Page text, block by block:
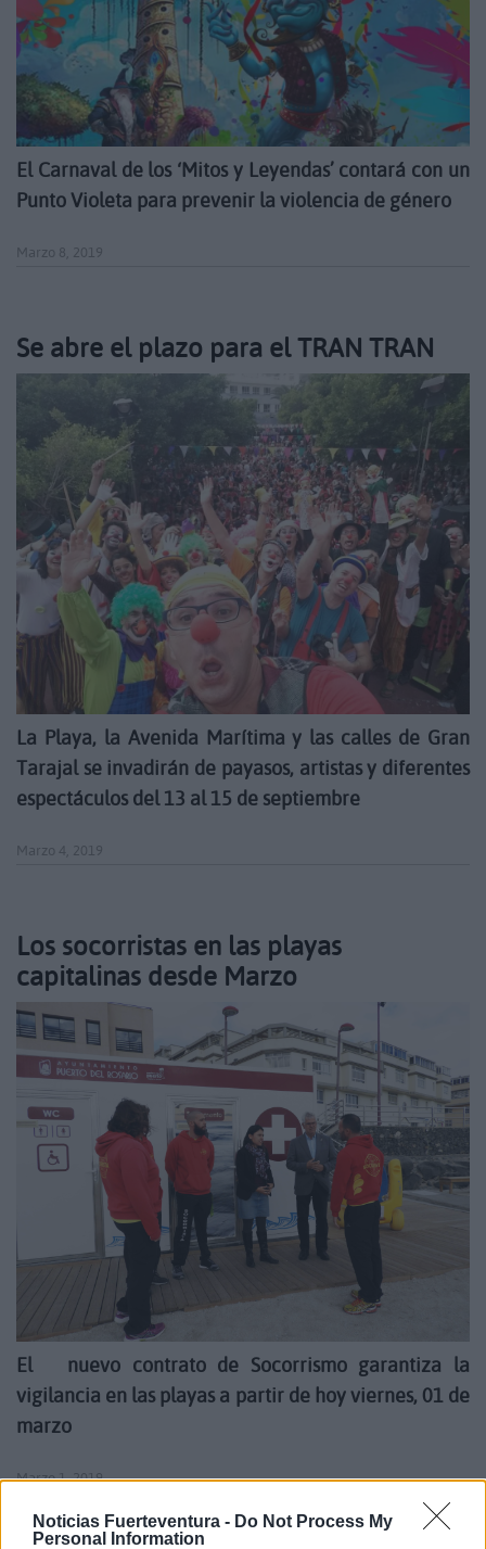
Noticias Fuerteventura - Do Not Process My
Personal Information
El Carnaval de los ‘Mitos y Leyendas’ contará con un
Punto Violeta para prevenir la violencia de género
Marzo 8, 2019
Se abre el plazo para el TRAN TRAN
La Playa, la Avenida Marítima y las calles de Gran
Tarajal se invadirán de payasos, artistas y diferentes
espectáculos del 13 al 15 de septiembre
Marzo 4, 2019
Los socorristas en las playas
capitalinas desde Marzo
El nuevo contrato de Socorrismo garantiza la
vigilancia en las playas a partir de hoy viernes, 01 de
marzo
Marzo 1, 2019